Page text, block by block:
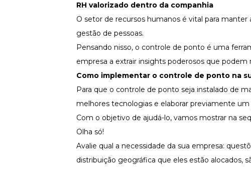
RH valorizado dentro da companhia
O setor de recursos humanos é vital para
gestão de pessoas.
Pensando nisso, o controle de ponto é uma
empresa a extrair insights poderosos que
Como implementar o controle de ponto na
Para que o controle de ponto seja instalado de
melhores tecnologias e elaborar previamente
Com o objetivo de ajudá-lo, vamos mostrar na
Olha só!
Avalie qual a necessidade da sua empresa:
distribuição geográfica que eles estão alocados,